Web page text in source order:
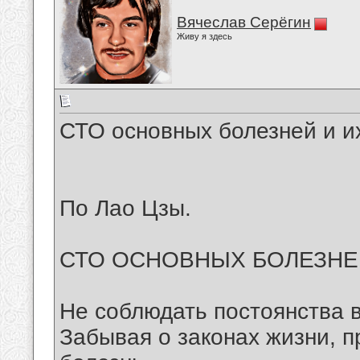
Вячеслав Серёгин
Живу я здесь
СТО основных болезней и
По Лао Цзы.
СТО ОСНОВНЫХ
Не соблюдать постоянства
Забывая о законах жизни,